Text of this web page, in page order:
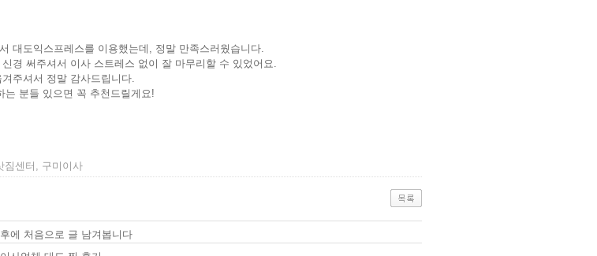
대도익스프레스를 이용했는데, 정말 만족스러웠습니다.
경 써주셔서 이사 스트레스 없이 잘 마무리할 수 있었어요.
주셔서 정말 감사드립니다.
는 분들 있으면 꼭 추천드릴게요!
짐센터, 구미이사
에 처음으로 글 남겨봅니다